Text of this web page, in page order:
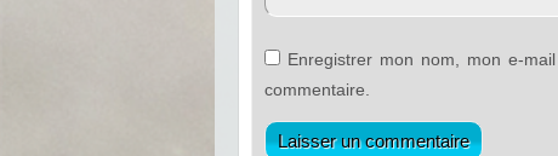
Enregistrer mon nom, mon e-
commentaire.